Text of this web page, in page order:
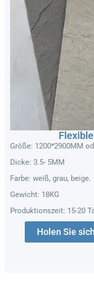
Größe: 1200*2900MM
Dicke: 3.5- 5MM
Farbe: weiß, grau, beige.
Gewicht: 18KG
Produktionszeit: 15-20
Holen Sie